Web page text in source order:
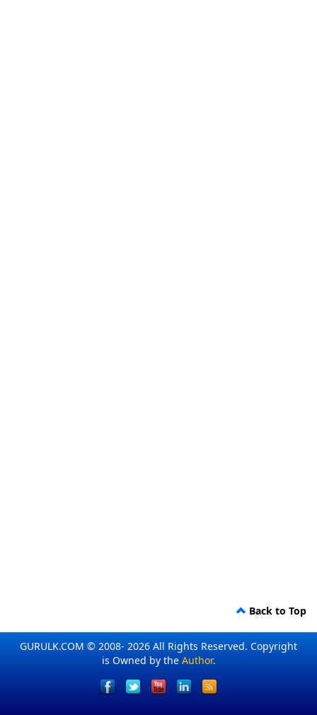
Back to Top
GURULK.COM © 2008- 2026 All Rights Reserved. Copyright
is Owned by the Author.